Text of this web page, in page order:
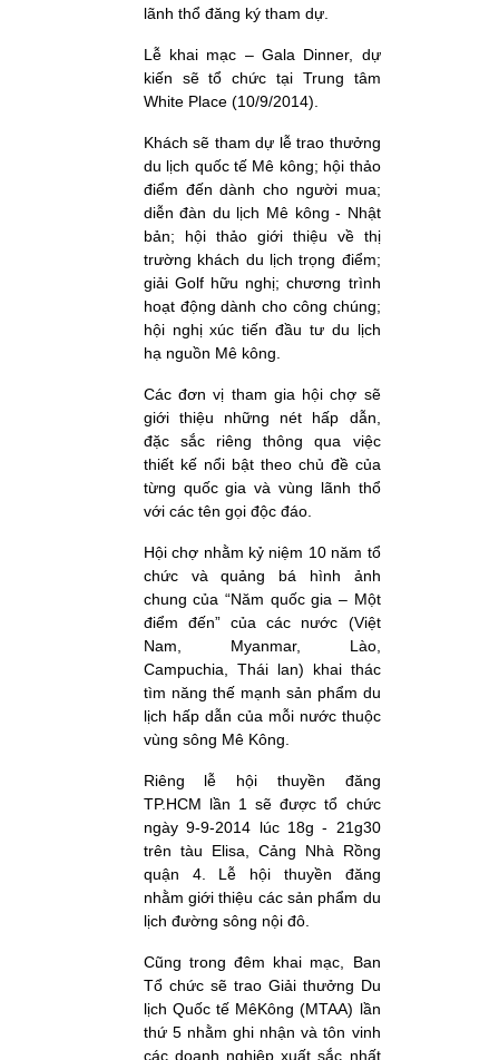
lãnh thổ đăng ký tham dự.
Lễ khai mạc – Gala Dinner, dự
kiến sẽ tổ chức tại Trung tâm
White Place (10/9/2014).
Khách sẽ tham dự lễ trao thưởng
du lịch quốc tế Mê kông; hội thảo
điểm đến dành cho người mua;
diễn đàn du lịch Mê kông - Nhật
bản; hội thảo giới thiệu về thị
trường khách du lịch trọng điểm;
giải Golf hữu nghị; chương trình
hoạt động dành cho công chúng;
hội nghị xúc tiến đầu tư du lịch
hạ nguồn Mê kông.
Các đơn vị tham gia hội chợ sẽ
giới thiệu những nét hấp dẫn,
đặc sắc riêng thông qua việc
thiết kế nổi bật theo chủ đề của
từng quốc gia và vùng lãnh thổ
với các tên gọi độc đáo.
Hội chợ nhằm kỷ niệm 10 năm tổ
chức và quảng bá hình ảnh
chung của “Năm quốc gia – Một
điểm đến” của các nước (Việt
Nam, Myanmar, Lào,
Campuchia, Thái lan) khai thác
tìm năng thế mạnh sản phẩm du
lịch hấp dẫn của mỗi nước thuộc
vùng sông Mê Kông.
Riêng lễ hội thuyền đăng
TP.HCM lần 1 sẽ được tổ chức
ngày 9-9-2014 lúc 18g - 21g30
trên tàu Elisa, Cảng Nhà Rồng
quận 4. Lễ hội thuyền đăng
nhằm giới thiệu các sản phẩm du
lịch đường sông nội đô.
Cũng trong đêm khai mạc, Ban
Tổ chức sẽ trao Giải thưởng Du
lịch Quốc tế MêKông (MTAA) lần
thứ 5 nhằm ghi nhận và tôn vinh
các doanh nghiệp xuất sắc nhất